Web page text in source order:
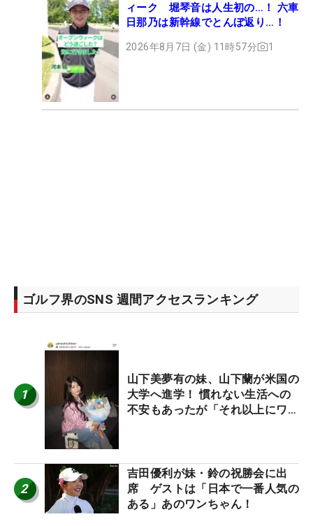
ィーク 堀琴音は人生初の…！ 六車
日那乃は新幹線でとんぼ返り…！
2026年8月7日 (金) 11時57分 1
ゴルフ界のSNS 週間アクセスランキング
1
山下美夢有の妹、山下蘭が米国の
大学へ進学！ 慣れない生活への
不安もあったが「それ以上にワク
2
吉田優利が妹・鈴の祝勝会に出
席 ゲストは「日本で一番人気の
ある」あのワンちゃん！